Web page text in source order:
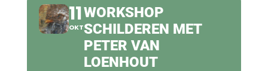
11
OKT
WORKSHOP
SCHILDEREN MET
PETER VAN
LOENHOUT